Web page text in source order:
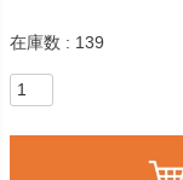
在庫数 139